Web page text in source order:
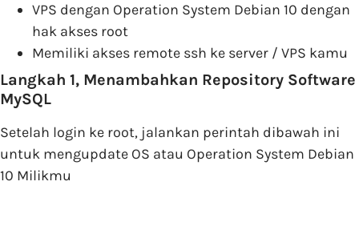
VPS dengan Operation System Debian 10 dengan
hak akses root
Memiliki akses remote ssh ke server / VPS kamu
Langkah 1, Menambahkan Repository Software
MySQL
Setelah login ke root, jalankan perintah dibawah ini
untuk mengupdate OS atau Operation System Debian
10 Milikmu